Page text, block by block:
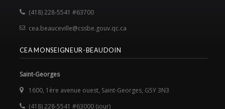
(418) 228-5541 #63700
cea.beauceville@cssbe.gouv.qc.ca
CEA MONSEIGNEUR-BEAUDOIN
Saint-Georges
1600, 1 ère avenue ouest, Saint-Georges, G5Y 3N3
(418) 228-5541 #63000 (jour)